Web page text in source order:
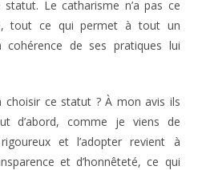
statut. Le catharisme n’a pas ce
tout ce qui permet à tout un
cohérence de ses pratiques lui
choisir ce statut ? À mon avis ils
d’abord, comme je viens de
et l’adopter revient à
et d’honnêteté, ce qui